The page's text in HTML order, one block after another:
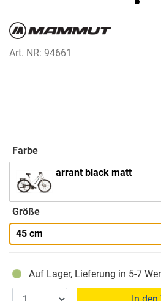
Art. NR: 94661
Farbe
arrant black matt
Größe
45 cm
Auf Lager, Lieferung in 5-7